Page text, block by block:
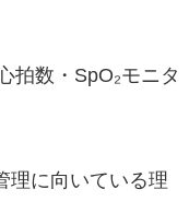
拍数・SpO₂モニタ
理に向いている理